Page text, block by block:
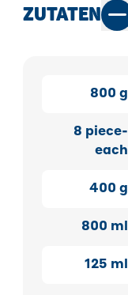
ZUTATEN
800 g
8 piece-
each
400 g
800 ml
125 ml